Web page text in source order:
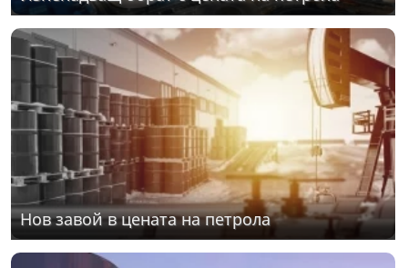
Нов завой в цената на петрола